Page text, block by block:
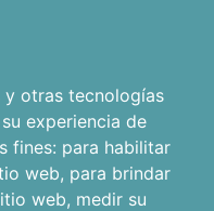
otras tecnologías
experiencia de
fines: para habilitar
web, para brindar
web, medir su